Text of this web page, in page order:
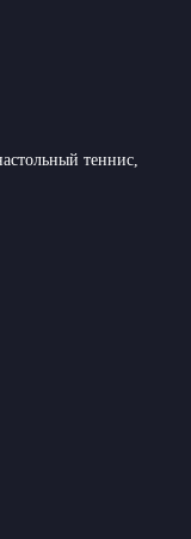
теннис,